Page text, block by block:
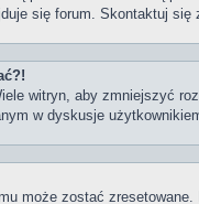
się forum. Skontaktuj
witryn, aby
w dyskusje
może zostać